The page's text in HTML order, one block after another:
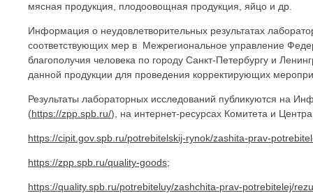
мясная продукция, плодоовощная продукция, яйцо и др.
Информация о неудовлетворительных результатах
соответствующих мер в Межрегиональное управление
благополучия человека по городу Санкт-Петербургу и
данной продукции для проведения корректирующих
Результаты лабораторных исследований публикуются на
(https://zpp.spb.ru/), на интернет-ресурсах Комитета и
https://cipit.gov.spb.ru/potrebitelskij-rynok/zashita-prav-
https://zpp.spb.ru/quality-goods;
https://quality.spb.ru/potrebiteluy/zashchita-prav-potrebitelej/